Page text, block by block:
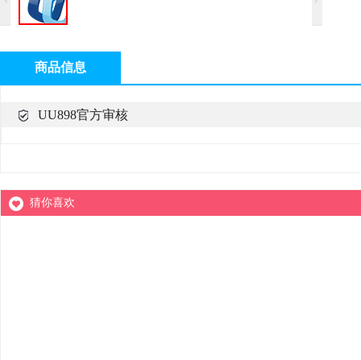
商品信息
UU898官方审核
猜你喜欢